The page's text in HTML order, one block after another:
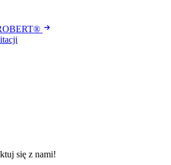
się z nami!